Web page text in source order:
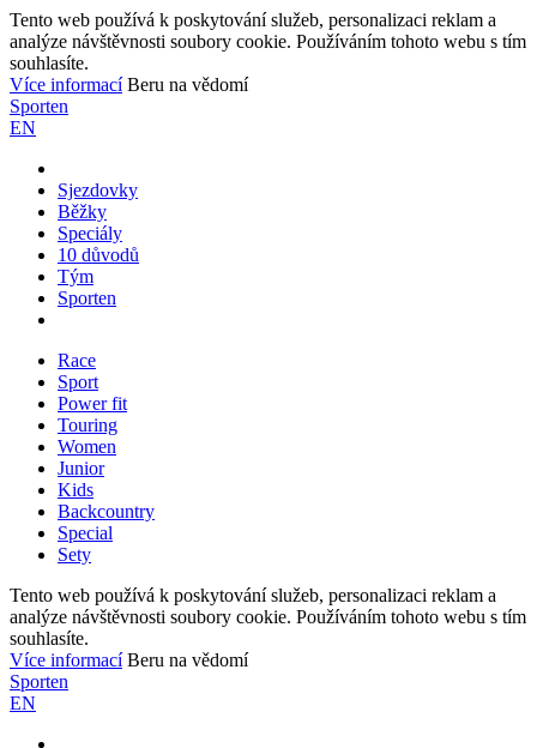
Tento web používá k poskytování služeb, personalizaci reklam a
analýze návštěvnosti soubory cookie. Používáním tohoto webu s tím
souhlasíte.
Více informací Beru na vědomí
Sporten
EN
Sjezdovky
Běžky
Speciály
10 důvodů
Tým
Sporten
Race
Sport
Power fit
Touring
Women
Junior
Kids
Backcountry
Special
Sety
Tento web používá k poskytování služeb, personalizaci reklam a
analýze návštěvnosti soubory cookie. Používáním tohoto webu s tím
souhlasíte.
Více informací Beru na vědomí
Sporten
EN